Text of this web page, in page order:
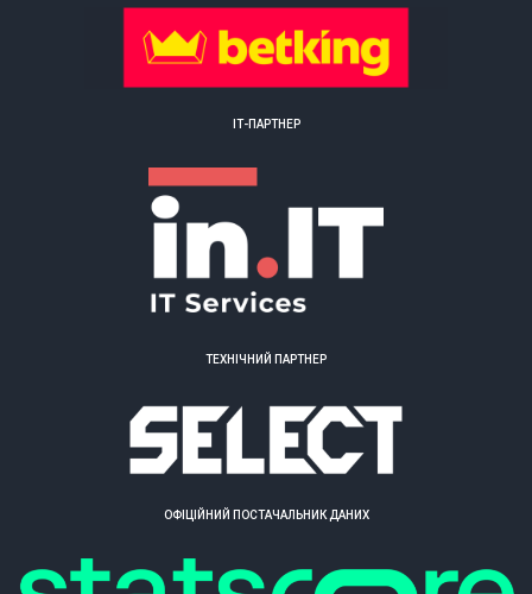
ІТ-ПАРТНЕР
ТЕХНІЧНИЙ ПАРТНЕР
ОФІЦІЙНИЙ ПОСТАЧАЛЬНИК ДАНИХ